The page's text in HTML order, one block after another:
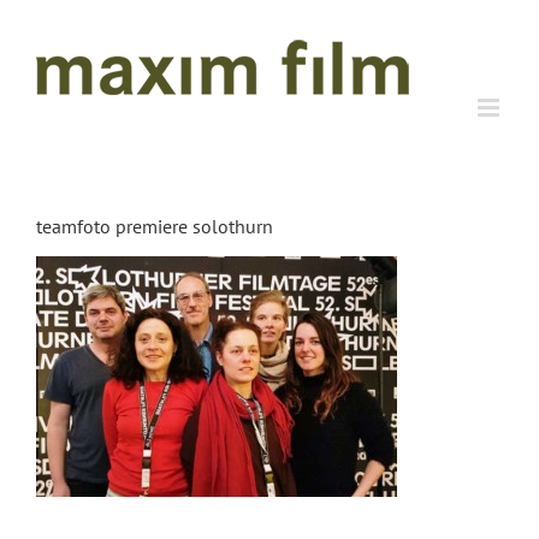
springen
teamfoto premiere solothurn